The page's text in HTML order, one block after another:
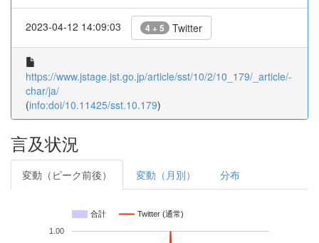
2023-04-12 14:09:03 4 + 5 Twitter
https://www.jstage.jst.go.jp/article/sst/10/2/10_179/_article/-
char/ja/
(info:doi/10.11425/sst.10.179)
言及状況
変動（ピーク前後） 変動（月別） 分布
合計 Twitter (通常)
1.00